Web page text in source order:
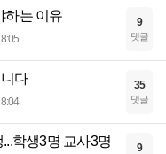
하는 이유 9
댓글
다 35
댓글
학생3명 교사3명
9